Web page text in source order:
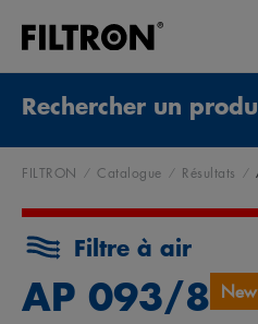
Rechercher un
FILTRON Catalogue Résultats
Filtre à air
AP 093/8 New